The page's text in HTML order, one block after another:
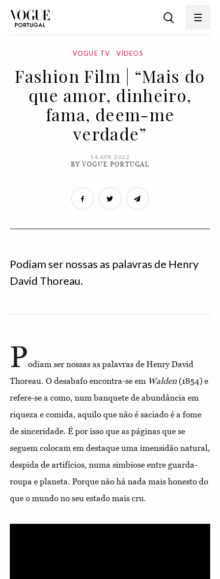
VOGUE TV VÍDEOS
Fashion Film | “Mais do
que amor, dinheiro,
fama, deem-me
verdade”
14 APR 2022
BY VOGUE PORTUGAL
Podiam ser nossas as palavras de Henry
David Thoreau.
Podiam ser nossas as palavras de Henry David
Thoreau. O desabafo encontra-se em Walden (1854) e
refere-se a como, num banquete de abundância em
riqueza e comida, aquilo que não é saciado é a fome
de sinceridade. É por isso que as páginas que se
seguem colocam em destaque uma imensidão natural,
despida de artifícios, numa simbiose entre guarda-
roupa e planeta. Porque não há nada mais honesto do
que o mundo no seu estado mais cru.